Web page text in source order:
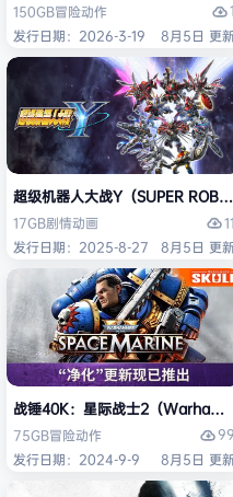
150GB冒险动作
1
发行日期：2026-3-19
8月5日 更
超级机器人大战Y（SUPER
17GB剧情动画
11
发行日期：2025-8-27
8月5日 更
战锤40K：星际战士2（
75GB冒险动作
99
发行日期：2024-9-9
8月5日 更